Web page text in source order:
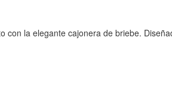
la elegante cajonera de briebe.